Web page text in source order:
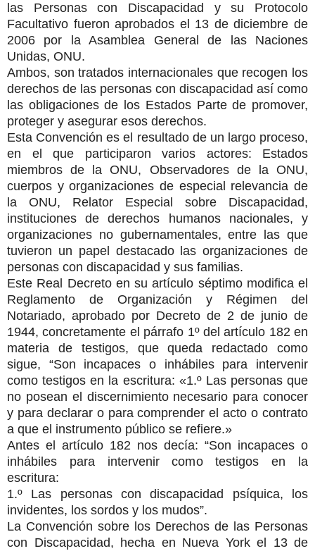
las Personas con Discapacidad y su Protocolo
Facultativo fueron aprobados el 13 de diciembre de
2006 por la Asamblea General de las Naciones
Unidas, ONU.
Ambos, son tratados internacionales que recogen los
derechos de las personas con discapacidad así como
las obligaciones de los Estados Parte de promover,
proteger y asegurar esos derechos.
Esta Convención es el resultado de un largo proceso,
en el que participaron varios actores: Estados
miembros de la ONU, Observadores de la ONU,
cuerpos y organizaciones de especial relevancia de
la ONU, Relator Especial sobre Discapacidad,
instituciones de derechos humanos nacionales, y
organizaciones no gubernamentales, entre las que
tuvieron un papel destacado las organizaciones de
personas con discapacidad y sus familias.
Este Real Decreto en su artículo séptimo modifica el
Reglamento de Organización y Régimen del
Notariado, aprobado por Decreto de 2 de junio de
1944, concretamente el párrafo 1º del artículo 182 en
materia de testigos, que queda redactado como
sigue, “Son incapaces o inhábiles para intervenir
como testigos en la escritura: «1.º Las personas que
no posean el discernimiento necesario para conocer
y para declarar o para comprender el acto o contrato
a que el instrumento público se refiere.»
Antes el artículo 182 nos decía: “Son incapaces o
inhábiles para intervenir como testigos en la
escritura:
1.º Las personas con discapacidad psíquica, los
invidentes, los sordos y los mudos”.
La Convención sobre los Derechos de las Personas
con Discapacidad, hecha en Nueva York el 13 de